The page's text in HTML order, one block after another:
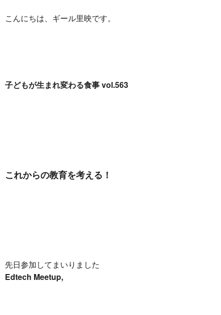
こんにちは、ギール里映です。
子どもが生まれ変わる食事 vol.563
これからの教育を考える！
先日参加してまいりました
Edtech Meetup,